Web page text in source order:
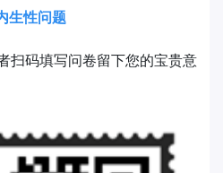
生性问题
扫码填写问卷留下您的宝贵意